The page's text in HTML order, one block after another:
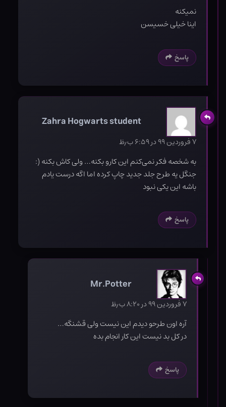
نمیکنه
اینا خیلی خسیسن
پاسخ
Zahra Hogwarts student
۷ فروردین ۹۹ در ۶:۵۹ ب٫ظ
به شخصه فکر نمی‌کنم این کارو بکنه… ولی کاش بکنه (:
جنگل یه طرح جلد جدید چاپ کرده اما اگه درست یادم
باشه این یکی نبود
پاسخ
Mr.Potter
۷ فروردین ۹۹ در ۸:۲۰ ب٫ظ
آره اون طرحو دیدم این نیست ولی قشنگه…
در کل بد نیست این کار انجام بده
پاسخ